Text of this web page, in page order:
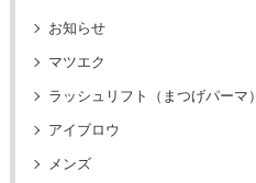
お知らせ
マツエク
ラッシュリフト（まつげパーマ）
アイブロウ
メンズ